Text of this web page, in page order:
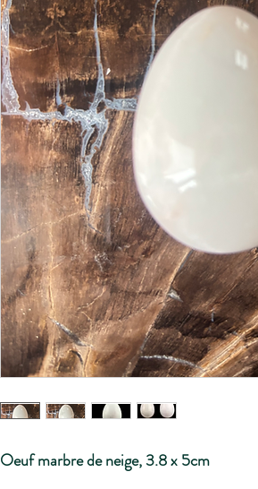
Oeuf marbre de neige, 3.8 x 5cm